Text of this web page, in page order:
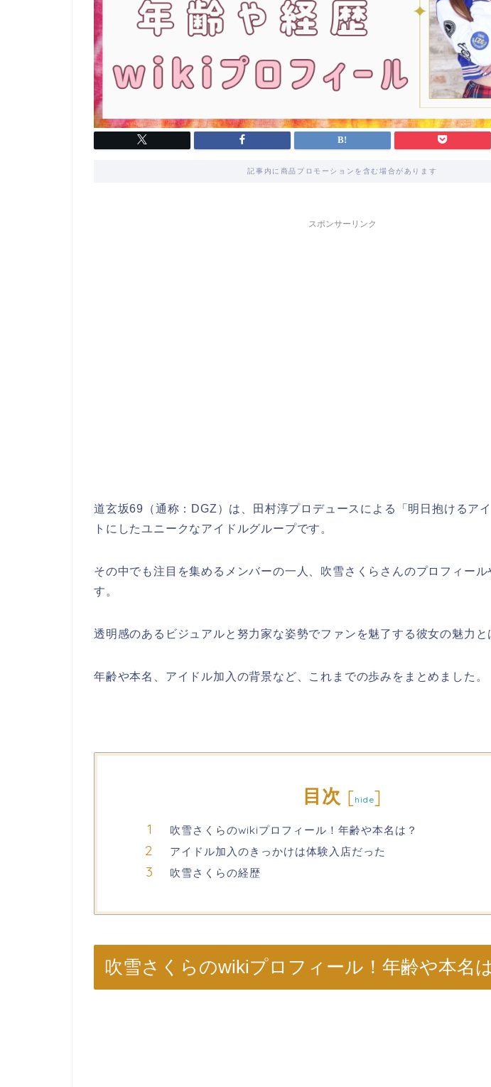
記事内に商品プロモーションを含む場合があります
スポンサーリンク
道玄坂69（通称：DGZ）は、田村淳プロデュースによる「明日抱けるア
トにしたユニークなアイドルグループです。
その中でも注目を集めるメンバーの一人、吹雪さくらさんのプロフィール
す。
透明感のあるビジュアルと努力家な姿勢でファンを魅了する彼女の魅力と
年齢や本名、アイドル加入の背景など、これまでの歩みをまとめました。
目次 [hide]
吹雪さくらのwikiプロフィール！年齢や本名は？
アイドル加入のきっかけは体験入店だった
吹雪さくらの経歴
吹雪さくらのwikiプロフィール！年齢や本名